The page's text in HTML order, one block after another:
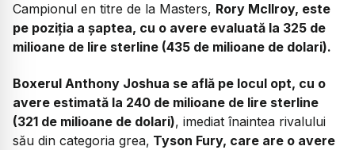
Campionul en titre de la Masters, Rory McIlroy, este
pe poziția a șaptea, cu o avere evaluată la 325 de
milioane de lire sterline (435 de milioane de dolari).
Boxerul Anthony Joshua se află pe locul opt, cu o
avere estimată la 240 de milioane de lire sterline
(321 de milioane de dolari), imediat înaintea rivalului
său din categoria grea, Tyson Fury, care are o avere